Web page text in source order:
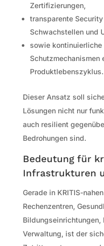
Zertifizierungen,
transparente
Schwachstellen und
sowie
Schutzmechanismen
Produktlebenszyklus.
Dieser Ansatz soll
Lösungen nicht nur
auch resilient
Bedrohungen sind.
Bedeutung für
Infrastrukturen
Gerade in KRITIS-
Rechenzentren,
Verwaltung, ist der